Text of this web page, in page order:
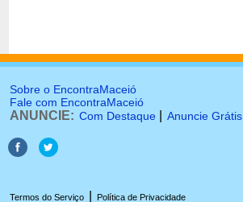
Sobre o EncontraMaceió
Fale com EncontraMaceió
ANUNCIE: Com Destaque Anuncie Grátis
Termos do Serviço Política de Privacidade